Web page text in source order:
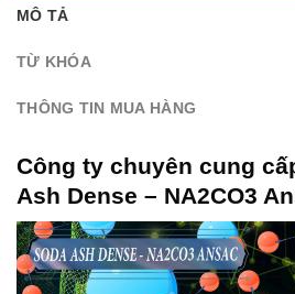
MÔ TẢ
TỪ KHÓA
THÔNG TIN MUA HÀNG
Công ty chuyên cung
Ash Dense – NA2CO3